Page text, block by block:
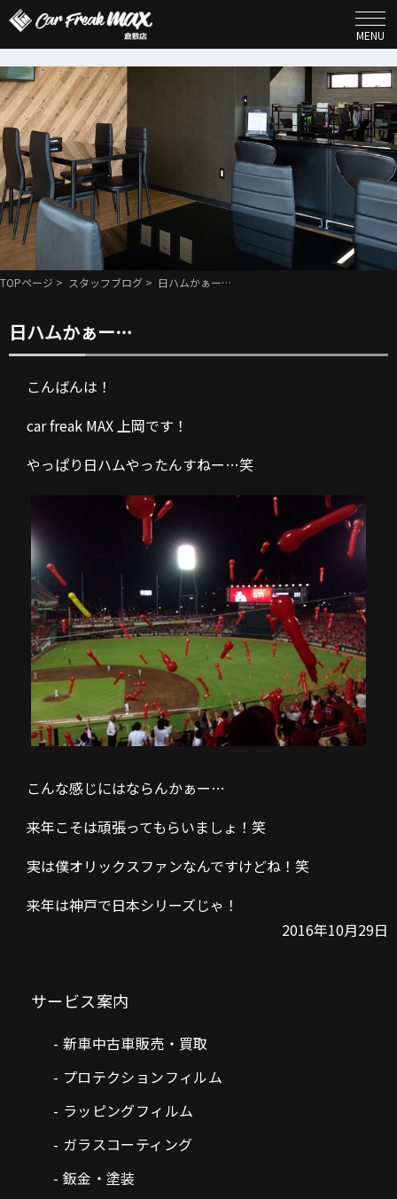
MENU
TOPページ > スタッフブログ > 日ハムかぁー…
日ハムかぁー…
こんばんは！
car freak MAX 上岡です！
やっぱり日ハムやったんすねー…笑
こんな感じにはならんかぁー…
来年こそは頑張ってもらいましょ！笑
実は僕オリックスファンなんですけどね！笑
来年は神戸で日本シリーズじゃ！
2016年10月29日
サービス案内
新車中古車販売・買取
プロテクションフィルム
ラッピングフィルム
ガラスコーティング
鈑金・塗装